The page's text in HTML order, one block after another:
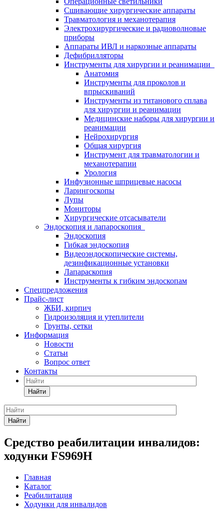
Сшивающие хирургические аппараты
Травматология и механотерапия
Электрохирургические и радиоволновые
приборы
Аппараты ИВЛ и наркозные аппараты
Дефибрилляторы
Инструменты для хирургии и реанимации
Анатомия
Инструменты для проколов и
впрыскиваний
Инструменты из титанового сплава
для хирургии и реанимации
Медицинские наборы для хирургии и
реанимации
Нейрохирургия
Общая хирургия
Инструмент для травматологии и
механотерапии
Урология
Инфузионные шприцевые насосы
Ларингоскопы
Лупы
Мониторы
Хирургические отсасыватели
Эндоскопия и лапароскопия
Эндоскопия
Гибкая эндоскопия
Видеоэндоскопические системы,
дезинфикационные установки
Лапараскопия
Инструменты к гибким эндоскопам
Спецпредложения
Прайс-лист
ЖБИ, кирпич
Гидроизоляция и утеплители
Грунты, сетки
Информация
Новости
Статьи
Вопрос ответ
Контакты
Найти
Найти
Средство реабилитации инвалидов:
ходунки FS969H
Главная
Каталог
Реабилитация
Ходунки для инвалидов